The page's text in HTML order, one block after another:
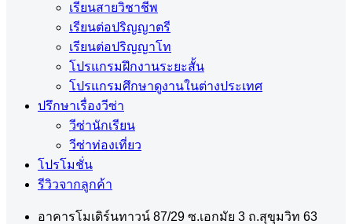
เรียนสายวิชาชีพ
เรียนต่อปริญญาตรี
เรียนต่อปริญญาโท
โปรแกรมฝึกงานระยะสั้น
โปรแกรมศึกษาดูงานในต่างประเทศ
ปรึกษาเรื่องวีซ่า
วีซ่านักเรียน
วีซ่าท่องเที่ยว
โปรโมชั่น
รีวิวจากลูกค้า
อาคารโมเดิร์นทาวน์ 87/29 ซ.เอกมัย 3 ถ.สุขุมวิท 63